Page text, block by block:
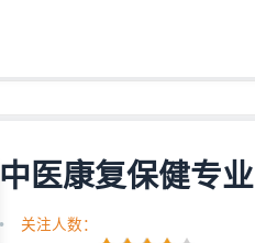
中医康复保健专业
关注人数：